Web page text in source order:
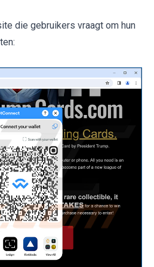
die gebruikers vraagt om hun